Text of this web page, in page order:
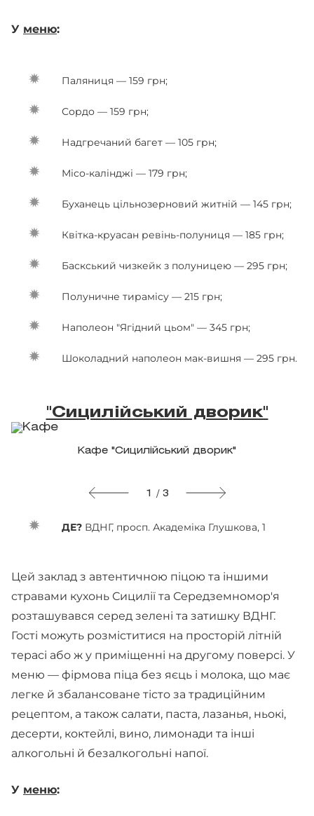
У меню:
Паляниця — 159 грн;
Сордо — 159 грн;
Надгречаний багет — 105 грн;
Місо-калінджі — 179 грн;
Буханець цільнозерновий житній — 145 грн;
Квітка-круасан ревінь-полуниця — 185 грн;
Баскський чизкейк з полуницею — 295 грн;
Полуничне тирамісу — 215 грн;
Наполеон "Ягідний цьом" — 345 грн;
Шоколадний наполеон мак-вишня — 295 грн.
"Сицилійський дворик"
Кафе "Сицилійський дворик"
1 / 3
ДЕ? ВДНГ, просп. Академіка Глушкова, 1
Цей заклад з автентичною піцою та іншими
стравами кухонь Сицилії та Середземномор'я
розташувався серед зелені та затишку ВДНГ.
Гості можуть розміститися на просторій літній
терасі або ж у приміщенні на другому поверсі. У
меню — фірмова піца без яєць і молока, що має
легке й збалансоване тісто за традиційним
рецептом, а також салати, паста, лазанья, ньокі,
десерти, коктейлі, вино, лимонади та інші
алкогольні й безалкогольні напої.
У меню: